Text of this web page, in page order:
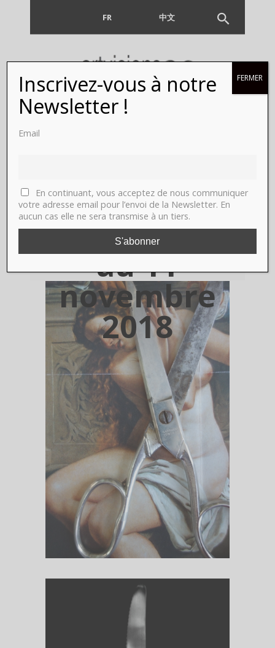
FR 中文
Françoise
Grand-
Palais. Du 8
au 11
novembre
2018
Inscrivez-vous à notre
Newsletter !
Email
En continuant, vous acceptez de nous communiquer
votre adresse email pour l’envoi de la Newsletter. En
aucun cas elle ne sera transmise à un tiers.
FERMER